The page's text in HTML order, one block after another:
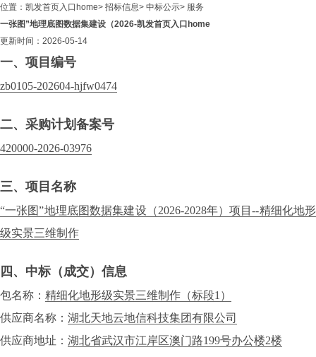
位置： 凯发首页入口home> 招标信息> 中标公示> 服务
一张图”地理底图数据集建设（2026-凯发首页入口home
更新时间：2026-05-14
一、项目编号
zb0105-202604-hjfw0474
二、采购计划备案号
420000-2026-03976
三、项目名称
“一张图”地理底图数据集建设（2026-2028年）项目--精细化地形
级实景三维制作
四、中标（成交）信息
包名称： 精细化地形级实景三维制作（标段1）
供应商名称： 湖北天地云地信科技集团有限公司
供应商地址： 湖北省武汉市江岸区澳门路199号办公楼2楼